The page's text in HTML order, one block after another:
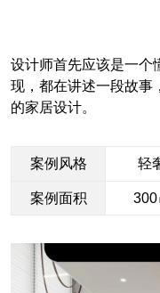
设计师首先应该是一个
现，都在讲述一段故事
的家居设计。
案例风格 轻
案例面积 300